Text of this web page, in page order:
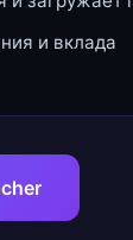
и вклада